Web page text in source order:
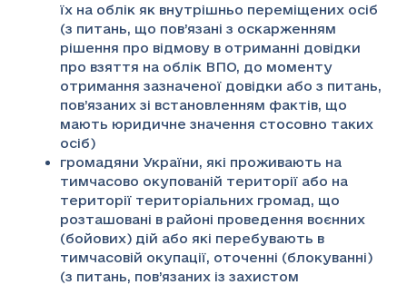
їх на облік як внутрішньо переміщених осіб
(з питань, що пов’язані з оскарженням
рішення про відмову в отриманні довідки
про взяття на облік ВПО, до моменту
отримання зазначеної довідки або з питань,
пов’язаних зі встановленням фактів, що
мають юридичне значення стосовно таких
осіб)
громадяни України, які проживають на
тимчасово окупованій території або на
території територіальних громад, що
розташовані в районі проведення воєнних
(бойових) дій або які перебувають в
тимчасовій окупації, оточенні (блокуванні)
(з питань, пов’язаних із захистом